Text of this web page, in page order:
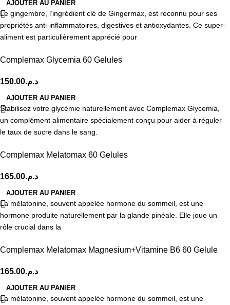
AJOUTER AU PANIER
Le gingembre, l’ingrédient clé de Gingermax, est reconnu pour ses
propriétés anti-inflammatoires, digestives et antioxydantes. Ce super-
aliment est particulièrement apprécié pour
Complemax Glycemia 60 Gelules
د.م.150.00
AJOUTER AU PANIER
Stabilisez votre glycémie naturellement avec Complemax Glycemia,
un complément alimentaire spécialement conçu pour aider à réguler
le taux de sucre dans le sang.
Complemax Melatomax 60 Gelules
د.م.165.00
AJOUTER AU PANIER
La mélatonine, souvent appelée hormone du sommeil, est une
hormone produite naturellement par la glande pinéale. Elle joue un
rôle crucial dans la
Complemax Melatomax Magnesium+Vitamine B6 60 Gelule
د.م.165.00
AJOUTER AU PANIER
La mélatonine, souvent appelée hormone du sommeil, est une